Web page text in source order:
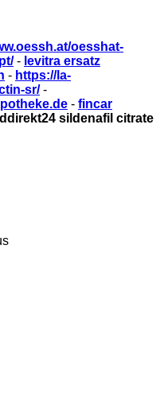
oesshat-
- levitra ersatz
- https://la-
sr/-
- fincar
sildenafil citrate